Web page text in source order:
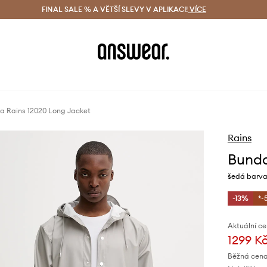
zdarma (od 1800 Kč) Doručení i do 24 h
FINAL SALE % A VĚTŠÍ SLEVY V APLIKACI! VÍCE
Rains 12020 Long Jacket
Rains
šedá
-13% *-
Aktuální
1299
Běžná